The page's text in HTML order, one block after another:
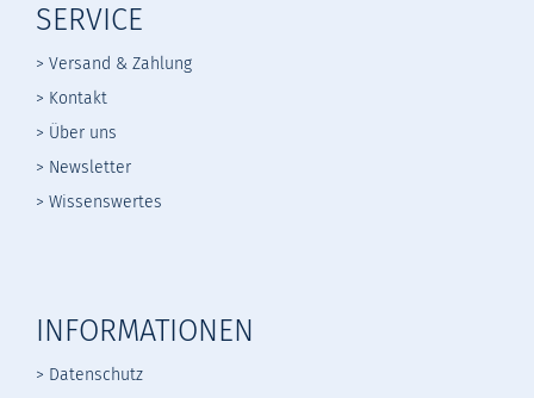
SERVICE
> Versand & Zahlung
> Kontakt
> Über uns
> Newsletter
> Wissenswertes
INFORMATIONEN
> Datenschutz